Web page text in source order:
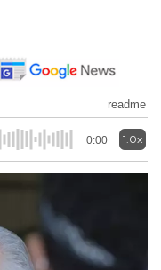
readme
0:00 1.0x